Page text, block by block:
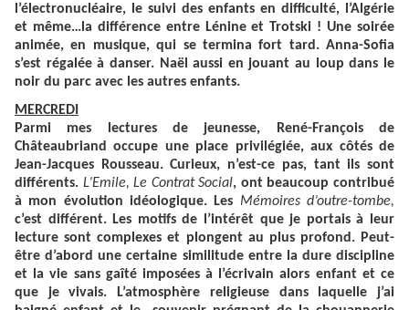
l’électronucléaire, le suivi des enfants en difficulté, l’Algérie
et même…la différence entre Lénine et Trotski ! Une soirée
animée, en musique, qui se termina fort tard. Anna-Sofia
s’est régalée à danser. Naël aussi en jouant au loup dans le
noir du parc avec les autres enfants.
MERCREDI
Parmi mes lectures de jeunesse, René-François de
Châteaubriand occupe une place privilégiée, aux côtés de
Jean-Jacques Rousseau. Curieux, n’est-ce pas, tant ils sont
différents. L’Emile, Le Contrat Social, ont beaucoup contribué
à mon évolution idéologique. Les Mémoires d’outre-tombe,
c’est différent. Les motifs de l’intérêt que je portais à leur
lecture sont complexes et plongent au plus profond. Peut-
être d’abord une certaine similitude entre la dure discipline
et la vie sans gaîté imposées à l’écrivain alors enfant et ce
que je vivais. L’atmosphère religieuse dans laquelle j’ai